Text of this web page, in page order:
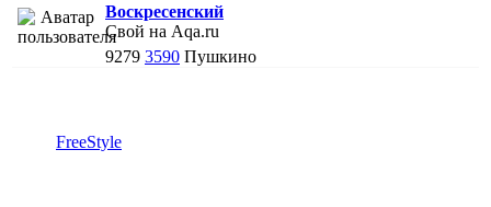
Воскресенский
Свой на Aqa.ru
9279 3590 Пушкино
FreeStyle